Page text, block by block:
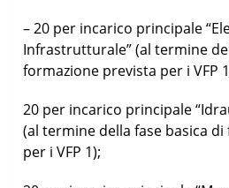
– 20 per incarico principale
Infrastrutturale” (al termine
formazione prevista per i VFP
20 per incarico principale
(al termine della fase basica
per i VFP 1);